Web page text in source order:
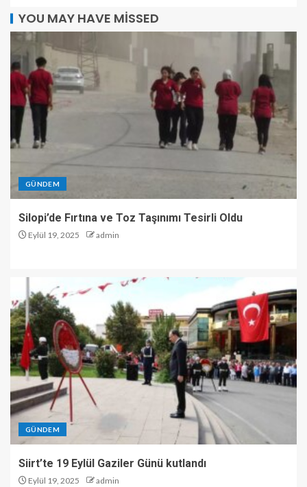
YOU MAY HAVE MISSED
GÜNDEM
Silopi’de Fırtına ve Toz Taşınımı Tesirli Oldu
Eylül 19, 2025 admin
GÜNDEM
Siirt’te 19 Eylül Gaziler Günü kutlandı
Eylül 19, 2025 admin